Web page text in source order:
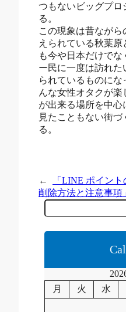
つもないビッグプロ
る。
この現象は昔なが
えられている秋葉原
も今や日本だけで
ー民に一度は訪れ
られているものに
んな女性オタクが楽
が出来る場所を中心
見たこともない街
る。
←
「LINE ポイント
削除方法と注意事項
C
e
c
月
火 水